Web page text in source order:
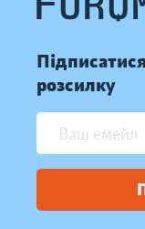
розсилку